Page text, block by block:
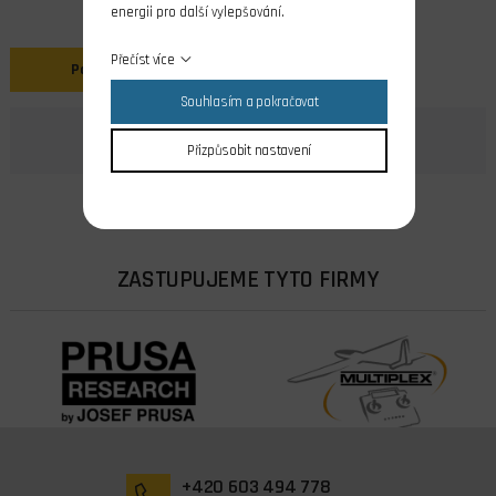
Popis
ZASTUPUJEME TYTO FIRMY
+420 603 494 778
energii pro další vylepšování.
Přečíst více
Souhlasím a pokračovat
Přizpůsobit nastavení